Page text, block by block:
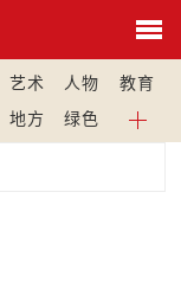
艺术 人物
教育
地方 绿色